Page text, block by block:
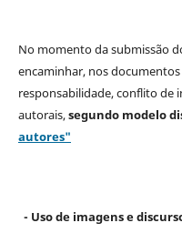
No momento da submissão
encaminhar, nos
responsabilidade, conflito de
autorais,segundo modelo
autores"
- Uso de imagens e